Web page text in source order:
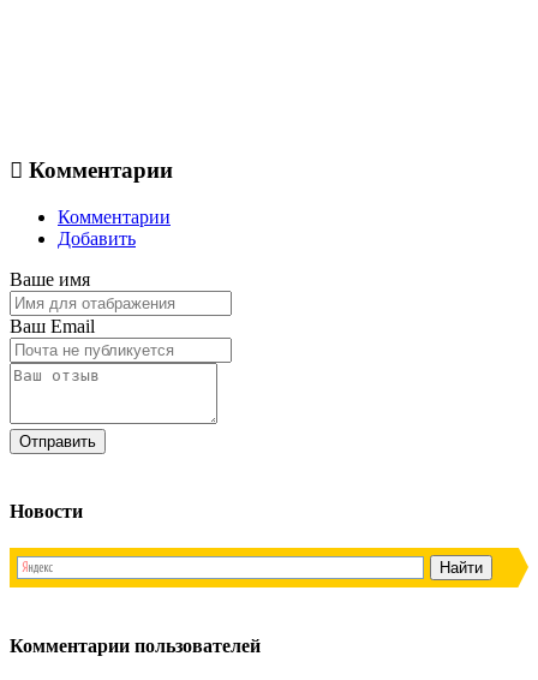
Комментарии
Комментарии
Добавить
Ваше имя
Ваш Email
Новости
Комментарии пользователей